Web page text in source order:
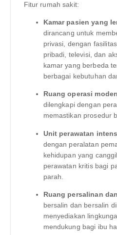
Fitur rumah sakit:
Kamar pasien yang
dirancang untuk
privasi, dengan
pribadi, televisi, dan
kamar yang berbeda
berbagai kebutuhan
Ruang operasi
dilengkapi dengan
memastikan prosedur
Unit perawatan
dengan peralatan
kehidupan yang
perawatan kritis bagi
parah.
Ruang persalinan
bersalin dan bersalin
menyediakan
mendukung bagi ibu